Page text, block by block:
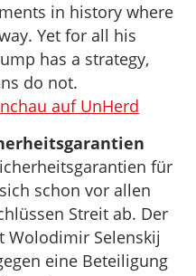
in history where
Yet for all his
has a strategy,
do not.
auf UnHerd
für
schon vor allen
Streit ab. Der
Wolodimir Selenskij
eine Beteiligung